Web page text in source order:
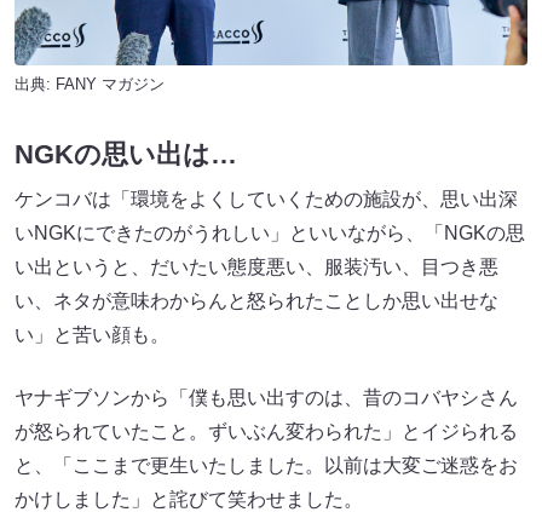
出典: FANY マガジン
NGKの思い出は…
ケンコバは「環境をよくしていくための施設が、思い出深
いNGKにできたのがうれしい」といいながら、「NGKの思
い出というと、だいたい態度悪い、服装汚い、目つき悪
い、ネタが意味わからんと怒られたことしか思い出せな
い」と苦い顔も。
ヤナギブソンから「僕も思い出すのは、昔のコバヤシさん
が怒られていたこと。ずいぶん変わられた」とイジられる
と、「ここまで更生いたしました。以前は大変ご迷惑をお
かけしました」と詫びて笑わせました。